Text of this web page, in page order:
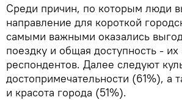
Среди причин, по которым люди
направление для короткой
самыми важными оказались
поездку и общая доступность -
респондентов. Далее следуют
достопримечательности (61%), а
и красота города (51%).